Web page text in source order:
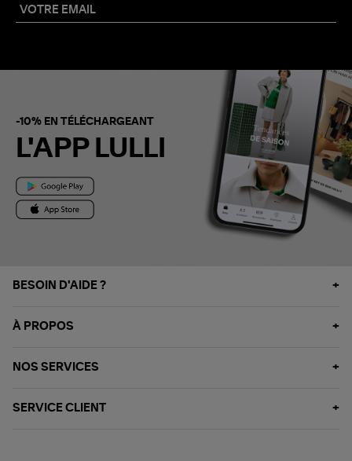
-10% EN TÉLÉCHARGEANT
L'APP LULLI
BESOIN D'AIDE ?
À PROPOS
NOS SERVICES
SERVICE CLIENT